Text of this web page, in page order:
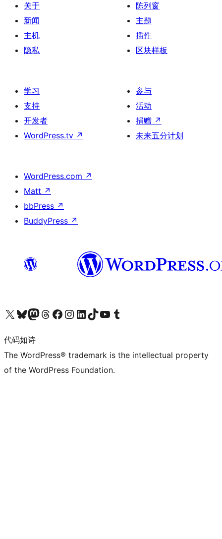
关于
新闻
主机
隐私
陈列窗
主题
插件
区块样板
学习
支持
开发者
WordPress.tv ↗
参与
活动
捐赠 ↗
未来五分计划
WordPress.com ↗
Matt ↗
bbPress ↗
BuddyPress ↗
关注我们的 X（原 Twitter）账号访问我们的 Bluesky 账号关注我们的 Mastodon 账号访问我们的 Threads 账号 访问我们的 Facebook 公共主页关注我们的 Instagram 账号 关注我们的 LinkedIn 主页访问我们的 TikTok 账号访问我们的 YouTube 频道 访问我们的 Tumblr 账号
代码如诗
The WordPress® trademark is the intellectual property
of the WordPress Foundation.